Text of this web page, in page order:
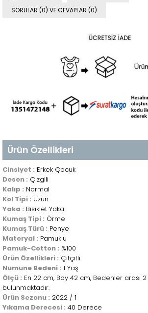
SORULAR (0) VE CEVAPLAR (0)
Ürün Özellikleri
Cinsiyet : Erkek Çocuk
Desen : Çizgili
Kalıp : Normal
Kol Tipi : Uzun
Yaka : Bisiklet Yaka
Kumaş Tipi : Örme
Kumaş Türü : Penye
Materyal : Pamuklu
Pamuk-Cotton : %100
Ürün Özellikleri : Çıtçıtlı
Numune Bedeni : 1 Yaş
Ölçü : En 22 cm, Boy 42 cm, Bedenler arası
bulunmaktadır.
Ürün Sezonu : 2022 / 1
Yıkama Derecesi : 40 Derece